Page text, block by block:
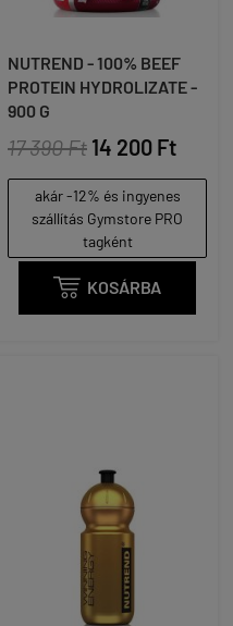
NUTREND - 100% BEEF
PROTEIN HYDROLIZATE -
900 G
17 390 Ft 14 200 Ft
akár -12% és ingyenes
szállítás Gymstore PRO
tagként
 KOSÁRBA